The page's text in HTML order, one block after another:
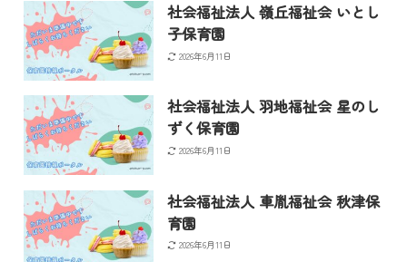
社会福祉法人 嶺丘福祉会 いとし
子保育園
2026年6月11日
社会福祉法人 羽地福祉会 星のし
ずく保育園
2026年6月11日
社会福祉法人 車胤福祉会 秋津保
育園
2026年6月11日